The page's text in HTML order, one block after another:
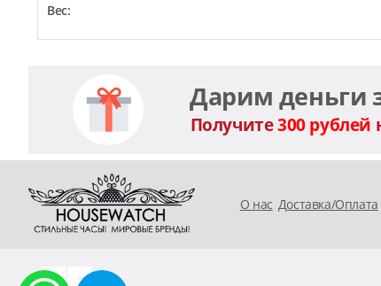
Вес:
Дарим деньги
Получите300 рублей
O нас Доставка/Оплата